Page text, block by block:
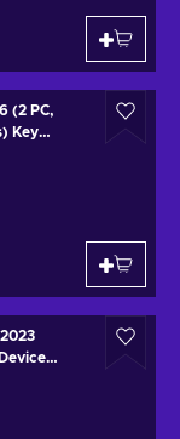
(2 PC,
Key